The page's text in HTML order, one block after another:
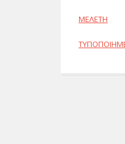
ΜΕΛΕΤΗ